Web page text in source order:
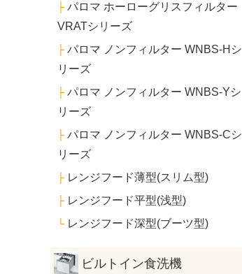
├ パロマ ホーローグリスフィルター
VRATシリーズ
├ パロマ ノンフィルター WNBS-Hシ
リーズ
├ パロマ ノンフィルター WNBS-Yシ
リーズ
├ パロマ ノンフィルター WNBS-Cシ
リーズ
├ レンジフード薄型(スリム型)
├ レンジフード平型(浅型)
└ レンジフード深型(ブーツ型)
ビルトイン食洗機